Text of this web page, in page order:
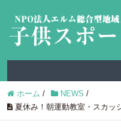
ホーム / NEWS /
夏休み！朝運動教室・スカッ